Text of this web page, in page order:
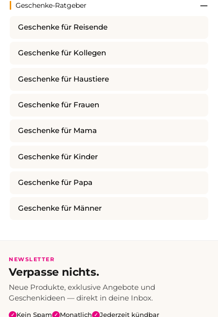
Geschenke-Ratgeber
Geschenke für Reisende
Geschenke für Kollegen
Geschenke für Haustiere
Geschenke für Frauen
Geschenke für Mama
Geschenke für Kinder
Geschenke für Papa
Geschenke für Männer
NEWSLETTER
Verpasse nichts.
Neue Produkte, exklusive Angebote und
Geschenkideen — direkt in deine Inbox.
✓ Kein Spam ✓ Monatlich ✓ Jederzeit kündbar